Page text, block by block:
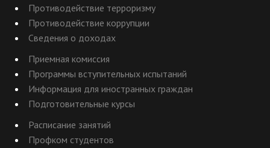
Противодействие терроризму
Противодействие коррупции
Сведения о доходах
Приемная комиссия
Программы вступительных испытаний
Информация для иностранных граждан
Подготовительные курсы
Расписание занятий
Профком студентов